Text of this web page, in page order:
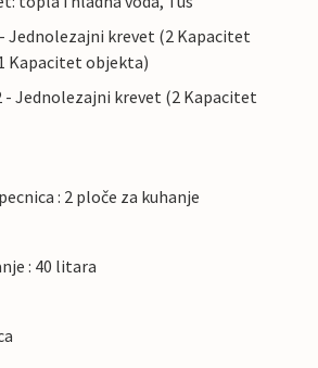
- Jednolezajni krevet (2 Kapacitet
Kapacitet objekta)
- Jednolezajni krevet (2 Kapacitet
: 2 ploče za kuhanje
: 40 litara